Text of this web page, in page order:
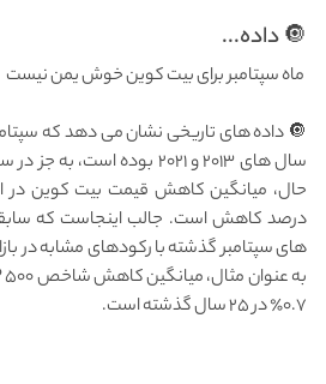
🔘 داده...
ماه سپتامبر برای بیت کوین خوش یمن نیست
🔘 داده های تاریخی نشان می دهد که
درصد کاهش است. جالب اینجاست که
های سپتامبر گذشته با رکودهای مشابه در
۰.۷٪ در ۲۵ سال گذشته است.